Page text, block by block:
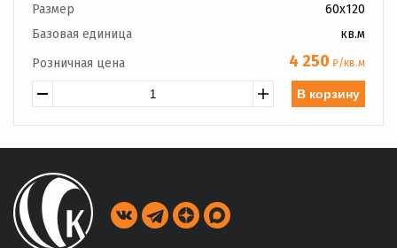
Размер
60x120
Базовая единица
кв.м
Розничная цена
4 250 ₽/кв.м
В корзину